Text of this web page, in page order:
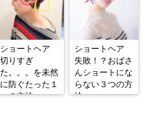
ショートヘア
切りすぎ
た。。。を未然
に防ぐたった１
つの方法
ショートヘア
失敗！？おばさ
んショートにな
らない３つの方
法